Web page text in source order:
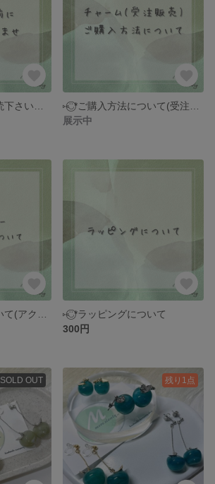
展示中
⑅◡̈⃝*ラッピングについて
300円
SOLD OUT 残り1点